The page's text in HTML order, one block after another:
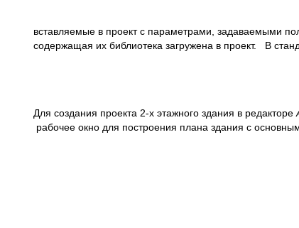
вставляемые в проект с параметрами, задаваемыми
содержащая их библиотека загружена в проект. В
Для создания проекта 2-х этажного здания в редакторе
рабочее окно для построения плана здания с